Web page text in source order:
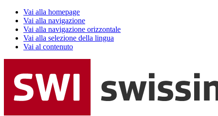
Vai alla homepage
Vai alla navigazione
Vai alla navigazione orizzontale
Vai alla selezione della lingua
Vai al contenuto